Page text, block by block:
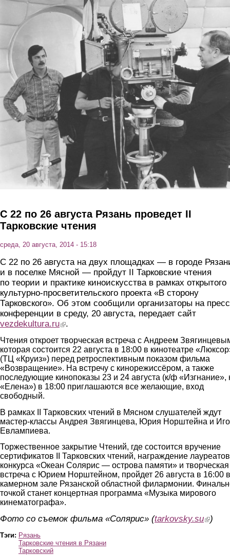
Перейти к основному содержанию
C 22 по 26 августа Рязань проведет II
Тарковские чтения
среда, 20 августа, 2014 - 15:18
C 22 по 26 августа на двух площадках — в городе
и в поселке Мясной — пройдут II Тарковские чтения
по теории и практике киноискусства в рамках открытого
культурно-просветительского проекта «В сторону
Тарковского». Об этом сообщили организаторы на
конференции в среду, 20 августа, передает сайт
vezdekultura.ru(link is external)
.
Чтения откроет творческая встреча с Андреем
которая состоится 22 августа в 18:00 в кинотеатре
(ТЦ «Круиз») перед ретроспективным показом фильма
«Возвращение». На встречу с кинорежиссёром, а также
последующие кинопоказы 23 и 24 августа (к/ф «Изгнание»,
«Елена») в 18:00 приглашаются все желающие, вход
свободный.
В рамках II Тарковских чтений в Мясном слушателей ждут
мастер-классы Андрея Звягинцева, Юрия Норштейна и
Евлампиева.
Торжественное закрытие Чтений, где состоится вручение
сертификатов II Тарковских чтений, награждение лауреатов
конкурса «Океан Солярис — острова памяти» и творческая
встреча с Юрием Норштейном, пройдет 26 августа в 16:00 в
камерном зале Рязанской областной филармонии.
точкой станет концертная программа «Музыка мирового
кинематографа».
Фото со съемок фильма «Солярис» (tarkovsky.su(link is
)
Тэги: Рязань
Тарковские чтения в Рязани
Тарковский